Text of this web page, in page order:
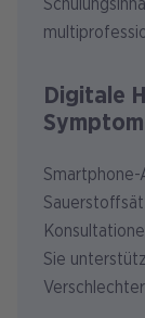
Digitale
Smartphone-
Sie